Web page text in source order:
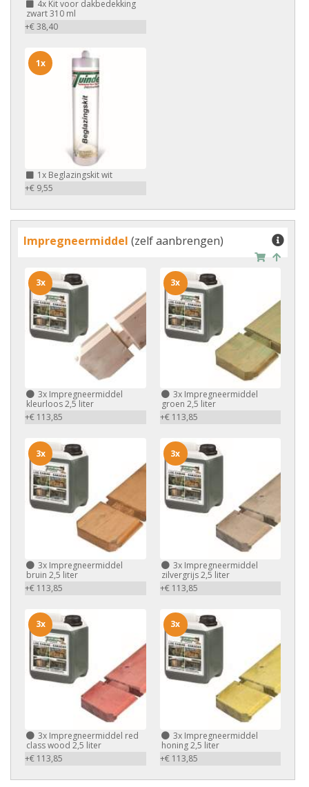
4x Kit voor dakbedekking
zwart 310 ml
+€ 38,40
1x Beglazingskit wit
+€ 9,55
1x
Impregneermiddel (zelf aanbrengen)
3x Impregneermiddel
kleurloos 2,5 liter
+€ 113,85
3x
3xImpregneermiddel
groen 2,5 liter
+€ 113,85
3x
3x Impregneermiddel
bruin 2,5 liter
+€ 113,85
3x
3xImpregneermiddel
zilvergrijs 2,5 liter
+€ 113,85
3x
3x Impregneermiddel red
class wood 2,5 liter
+€ 113,85
3x
3xImpregneermiddel
honing 2,5 liter
+€ 113,85
3x